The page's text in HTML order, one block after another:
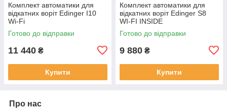
Комплект автоматики для
відкатних воріт Edinger I10
Wi-Fi
Готово до відправки
11 440 ₴
Купити
Комплект автоматики для
відкатних воріт Edinger S8
WI-FI INSIDE
Готово до відправки
9 880 ₴
Купити
Про нас